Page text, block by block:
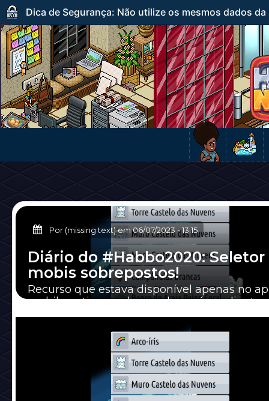
Dica de Segurança: Não utilize os mesmos dados
Por (missing text) em06/07/2023 -13:15
Diário do #Habbo2020: Seletor
mobis sobrepostos!
Recurso que estava disponível apenas no
mobile antigo em breve chegará no cliente